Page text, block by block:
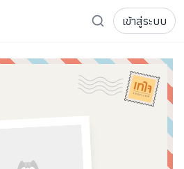
ความเคลื่อนไหว
FAQ เจ้าของโครงการ
เข้าสู่ระบบ